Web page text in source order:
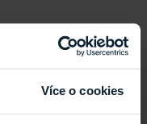
Více o cookies